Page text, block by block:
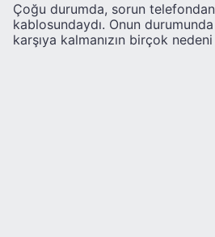
Çoğu durumda, sorun
kablosundaydı. Onun
karşıya kalmanızın birçok